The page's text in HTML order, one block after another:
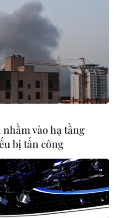
thải Malaysia
vào hạ tầng
bị tấn công